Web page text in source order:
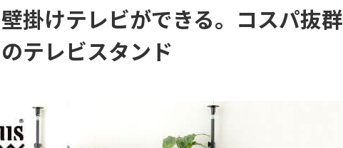
掛けテレビができる。コスパ抜群
テレビスタンド